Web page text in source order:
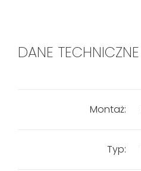
DANE TECHNICZNE
Montaż:
Typ: